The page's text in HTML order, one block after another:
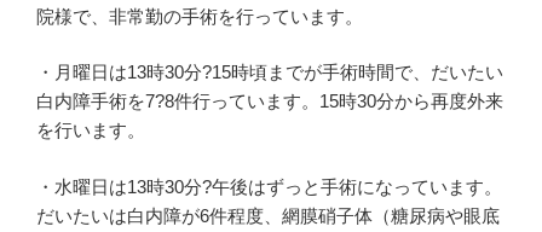
院様で、非常勤の手術を行っています。
・月曜日は13時30分?15時頃までが手術時間で、だいたい
白内障手術を7?8件行っています。15時30分から再度外来
を行います。
・水曜日は13時30分?午後はずっと手術になっています。
だいたいは白内障が6件程度、網膜硝子体（糖尿病や眼底